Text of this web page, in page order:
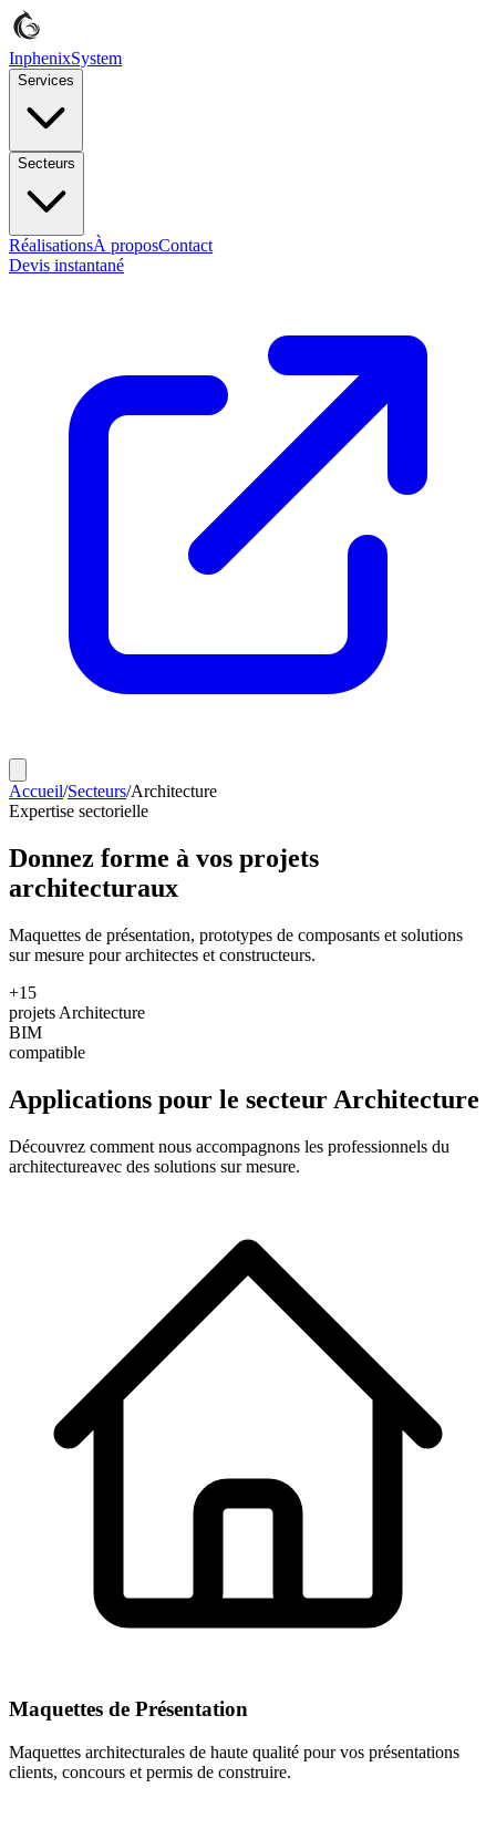
InphenixSystem
Services
Secteurs
RéalisationsÀ proposContact
Devis instantané
Accueil/Secteurs/Architecture
Expertise sectorielle
Donnez forme à vos projets
architecturaux
Maquettes de présentation, prototypes de composants et solutions
sur mesure pour architectes et constructeurs.
+15
projets Architecture
BIM
compatible
Applications pour le secteur Architecture
Découvrez comment nous accompagnons les professionnels du
architectureavec des solutions sur mesure.
Maquettes de Présentation
Maquettes architecturales de haute qualité pour vos présentations
clients, concours et permis de construire.